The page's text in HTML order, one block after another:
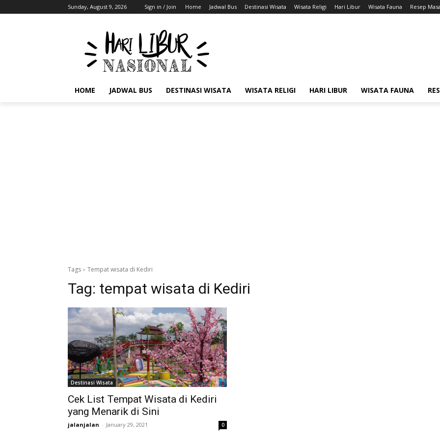
Sunday, August 9, 2026 Sign in / Join Home Jadwal Bus Destinasi Wisata Wisata Religi Hari Libur Wisata Fauna Resep
HOME JADWAL BUS DESTINASI WISATA WISATA RELIGI HARI LIBUR WISATA FAUNA
Tags Tempat wisata di Kediri
Tag: tempat wisata di Kediri
Destinasi Wisata
Cek List Tempat Wisata di Kediri
yang Menarik di Sini
jalanjalan - January 29, 2021 0